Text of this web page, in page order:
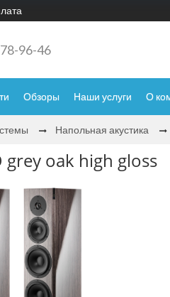
96-46
Обзоры Наши услуги О
Напольная акустика
grey oak high gloss